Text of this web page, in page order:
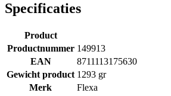
Specificaties
Product
Productnummer 149913
EAN
8711113175630
Gewicht product 1293 gr
Merk
Flexa